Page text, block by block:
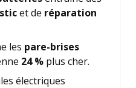
et de réparation
les pare-brises
24 % plus cher.
électriques